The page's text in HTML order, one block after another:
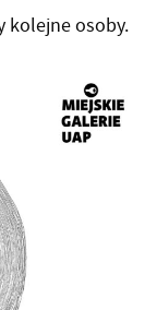
kolejne osoby.